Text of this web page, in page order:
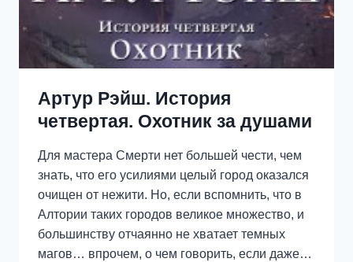
Артур Рэйш. История
четвертая. Охотник за душами
Для мастера Смерти нет большей чести, чем
знать, что его усилиями целый город оказался
очищен от нежити. Но, если вспомнить, что в
Алтории таких городов великое множество, и
большинству отчаянно не хватает темных
магов… впрочем, о чем говорить, если даже…